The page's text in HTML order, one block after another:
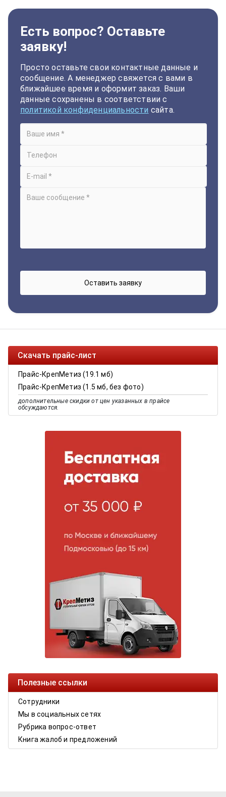
Есть вопрос? Оставьте
заявку!
Просто оставьте свои контактные данные и
сообщение. А менеджер свяжется с вами в
ближайшее время и оформит заказ. Ваши
данные сохранены в соответствии с
политикой конфиденциальности сайта.
Скачать прайс-лист
Прайс-КрепМетиз (19.1 мб)
Прайс-КрепМетиз (1.5 мб, без фото)
дополнительные скидки от цен указанных в прайсе
обсуждаются.
Полезные ссылки
Сотрудники
Мы в социальных сетях
Рубрика вопрос-ответ
Книга жалоб и предложений